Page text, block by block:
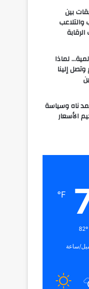
بين
لماذا
وتصل إلينا
ناه وسياسة
الأسعار
℉